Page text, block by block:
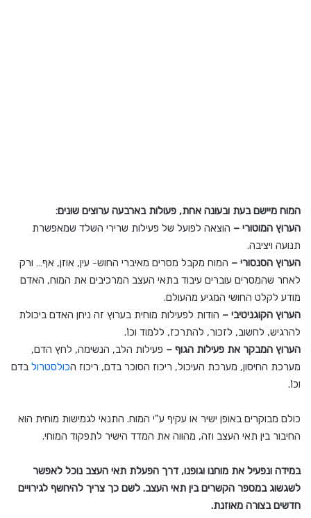
המוח מיישם בעת ובעונה אחת, פעולות בארבעה ערוצים שונים:
הערוץ המוטורי – הוצאה לפועל של פעילות שרירי השלד שמאפשרת
תנועה ויציבה.
הערוץ הסנסורי – המוח מקבל מסרים מאיברי החוש- עין, אוזן, אף… ורק
לאחר שהמסרים עוברים עיבוד בתאי העצב המרכיבים את המוח, האדם
מודע לקלט החושי המגיע מהעולם.
הערוץ הקוגניטיבי – הודות לפעילות מוחית בערוץ זה ניחן האדם ביכולת
להרגיש, לחשוב, לזכור, להתרכז, ללמוד וכו'.
הערוץ המבקר את פעילות הגוף – פעילות הלב, הנשימה, לחץ הדם,
מערכת החיסון, מערכת העיכול, ריכוז הסוכר בדם, ריכוז הכולסטרול בדם
וכו'.
כולם מבוקרים באופן ישיר או עקיף ע"י המוח. התנאי לגמישות מוחית הוא
החיבור בין תאי העצב וזה, מהווה את המדד הישיר לתפקוד המוחי.
במידה ונפעיל את מוחנו וגופנו, דרך הפעלת תאי העצב נוכל לאפשר
לשגשוג במספר הקשרים בין תאי העצב. לשם כך צריך להיחשף לגירויים
חדשים בצורה מאוזנת.